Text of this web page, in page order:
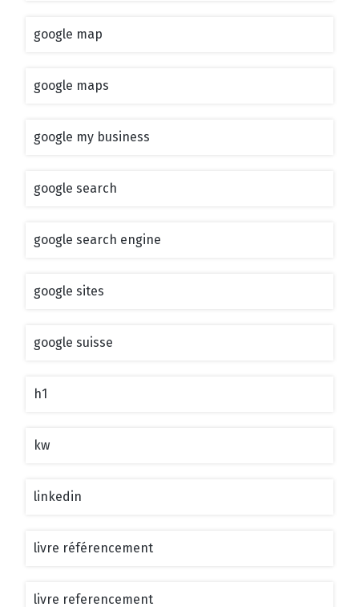
google map
google maps
google my business
google search
google search engine
google sites
google suisse
h1
kw
linkedin
livre référencement
livre referencement